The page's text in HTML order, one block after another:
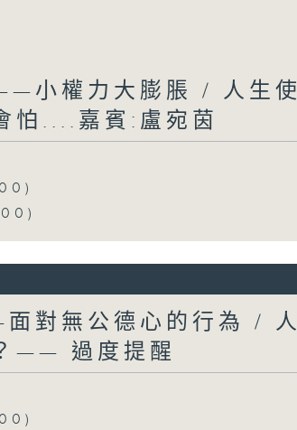
小權力大膨脹 / 人生使
怕....嘉賓:盧宛茵
對無公德心的行為 / 人
—— 過度提醒